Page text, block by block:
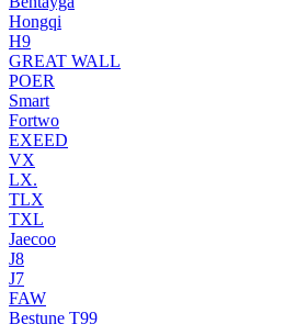
Hongqi
H9
GREAT WALL
POER
Smart
Fortwo
EXEED
VX
LX.
TLX
TXL
Jaecoo
J8
J7
FAW
Bestune T99